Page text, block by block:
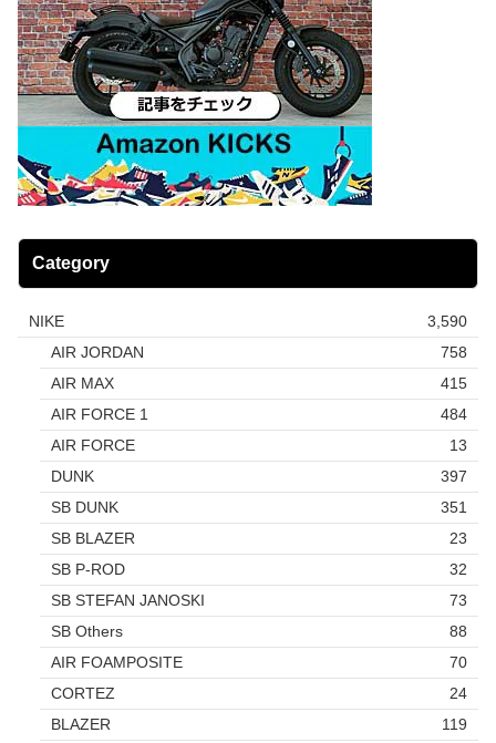
Category
NIKE
3,590
AIR JORDAN
758
AIR MAX
415
AIR FORCE 1
484
AIR FORCE
13
DUNK
397
SB DUNK
351
SB BLAZER
23
SB P-ROD
32
SB STEFAN JANOSKI
73
SB Others
88
AIR FOAMPOSITE
70
CORTEZ
24
BLAZER
119